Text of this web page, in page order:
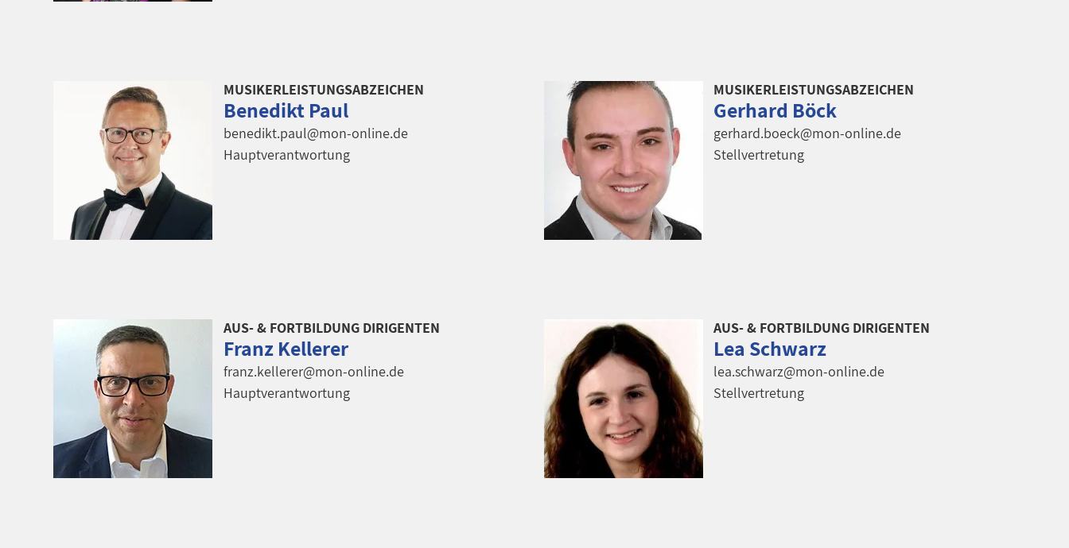
MUSIKERLEISTUNGSABZEICHEN
Benedikt Paul
benedikt.paul@mon-online.de
Hauptverantwortung
MUSIKERLEISTUNGSABZEICHEN
Gerhard Böck
gerhard.boeck@mon-online.de
Stellvertretung
AUS- & FORTBILDUNG DIRIGENTEN
Franz Kellerer
franz.kellerer@mon-online.de
Hauptverantwortung
AUS- & FORTBILDUNG DIRIGENTEN
Lea Schwarz
lea.schwarz@mon-online.de
Stellvertretung